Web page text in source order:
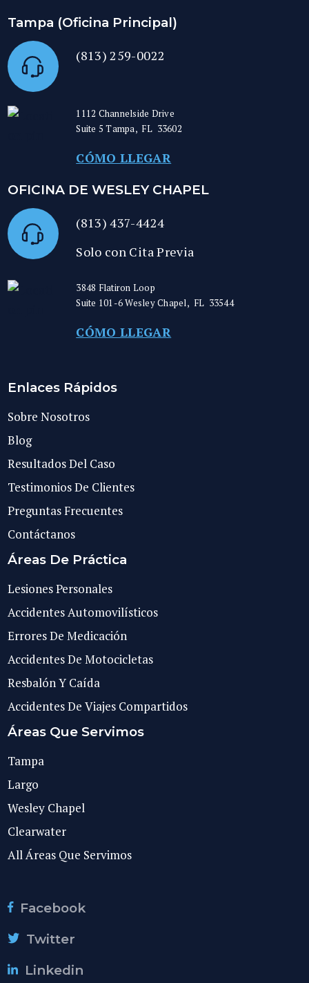
Tampa (Oficina Principal)
(813) 259-0022
1112 Channelside Drive
Suite 5Tampa, FL 33602
CÓMO LLEGAR
OFICINA DE WESLEY CHAPEL
(813) 437-4424
Solo con Cita Previa
3848 Flatiron Loop
Suite 101-6Wesley Chapel, FL 33544
CÓMO LLEGAR
Enlaces Rápidos
Sobre Nosotros
Blog
Resultados Del Caso
Testimonios De Clientes
Preguntas Frecuentes
Contáctanos
Áreas De Práctica
Lesiones Personales
Accidentes Automovilísticos
Errores De Medicación
Accidentes De Motocicletas
Resbalón Y Caída
Accidentes De Viajes Compartidos
Áreas Que Servimos
Tampa
Largo
Wesley Chapel
Clearwater
All Áreas Que Servimos
Facebook
Twitter
Linkedin